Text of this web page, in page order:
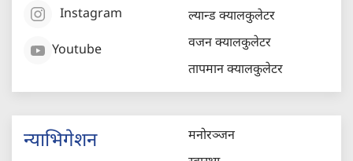
Instagram
Youtube
ल्यान्ड क्यालकुलेटर
वजन क्यालकुलेटर
तापमान क्यालकुलेटर
न्याभिगेशन
मनोरञ्जन